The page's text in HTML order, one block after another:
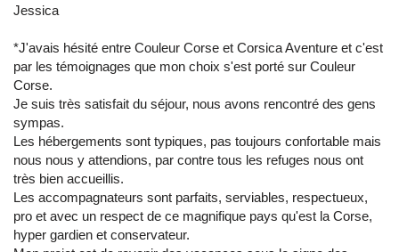
Jessica
*J'avais hésité entre Couleur Corse et Corsica Aventure et c'est
par les témoignages que mon choix s'est porté sur Couleur
Corse.
Je suis très satisfait du séjour, nous avons rencontré des gens
sympas.
Les hébergements sont typiques, pas toujours confortable mais
nous nous y attendions, par contre tous les refuges nous ont
très bien accueillis.
Les accompagnateurs sont parfaits, serviables, respectueux,
pro et avec un respect de ce magnifique pays qu'est la Corse,
hyper gardien et conservateur.